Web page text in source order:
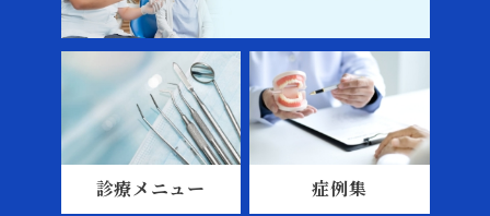
診療メニュー 症例集